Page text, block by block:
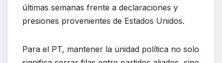
últimas semanas frente a declaraciones y
presiones provenientes de Estados Unidos.
Para el PT, mantener la unidad política no solo